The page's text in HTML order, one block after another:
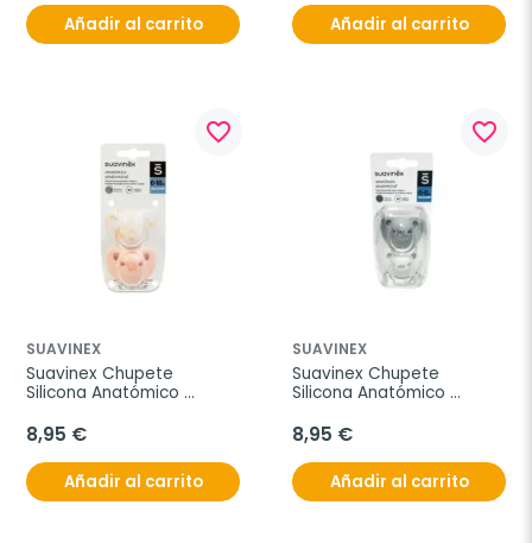
Añadir al carrito Añadir al carrito
favorite_border
SUAVINEX
Suavinex Chupete
Silicona Anatómico
unidades
8,95 €
Añadir al carrito
favorite_border
SUAVINEX
Suavinex Chupete
Silicona Anatómico
unidades
8,95 €
Añadir al carrito